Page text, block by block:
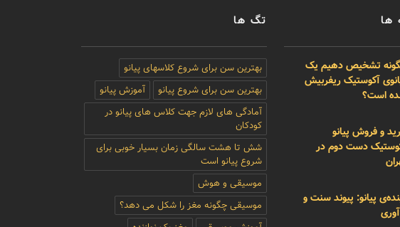
ها
تشخیص دهیم یک
آکوستیک ریفربیش
است؟
و فروش پیانو
دست دوم در
پیانو: پیوند سنت و
تگ ها
بهترین سن برای شروع کلاسهای پیانو
بهترین سن برای شروع پیانو
آموزش پیانو
آمادگی های لازم جهت کلاس های پیانو در
کودکان
شش تا هشت سالگی زمان بسیار خوبی برای
شروع پیانو است
موسیقی و هوش
موسیقی چگونه مغز را شکل می دهد؟